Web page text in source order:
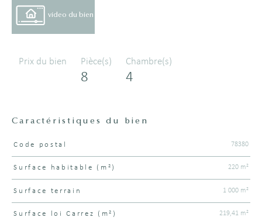
video du bien
Prix du bien Pièce(s)
8
Chambre(s)
4
Caractéristiques du bien
Caractéristiques
Code postal 78380
Surface habitable (m²) 220 m²
surface terrain 1 000 m²
Surface loi Carrez (m²) 219,41 m²